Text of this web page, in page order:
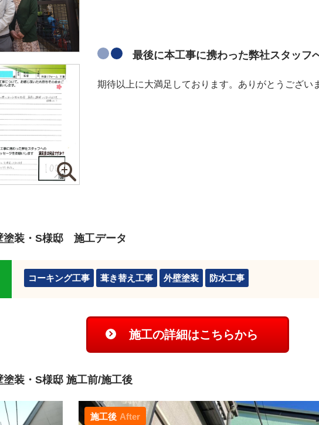
最後に本工事に携わった弊社スタッフ
期待以上に大満足しております。ありがとうござい
塗装・S様邸 施工データ
コーキング工事 葺き替え工事 外壁塗装 防水工事
施工の詳細はこちらから
塗装・S様邸 施工前/施工後
施工後 After